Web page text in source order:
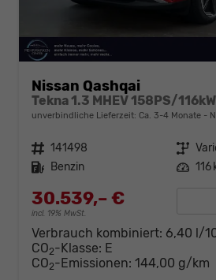
Nissan Qashqai
Tekna 1.3 MHEV 158PS/
unverbindliche Lieferzeit: Ca. 3-4 Monate
Fahrzeugnr. 141498 Getriebe
Kraftstoff Benzin Leistung 116
30.539,– €
incl. 19% MwSt.
Verbrauch kombiniert: 6,40 l/
CO2-Klasse: E
CO2-Emissionen: 144,00 g/km